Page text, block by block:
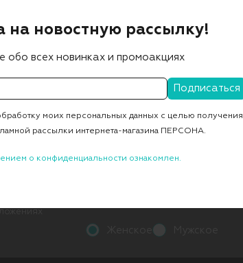
05В)
на новостную рассылку!
обо всех новинках и промоакциях
моих персональных данных с целью получения
рассылки интернета-магазина ПЕРСОНА.
о конфиденциальности ознакомлен.